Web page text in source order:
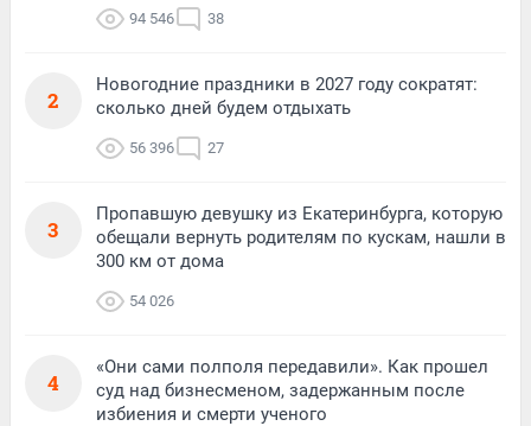
94 546 38
2
Новогодние праздники в 2027 году сократят:
сколько дней будем отдыхать
56 396 27
3
Пропавшую девушку из Екатеринбурга, которую
обещали вернуть родителям по кускам, нашли в
300 км от дома
54 026
4
«Они сами полполя передавили». Как прошел
суд над бизнесменом, задержанным после
избиения и смерти ученого